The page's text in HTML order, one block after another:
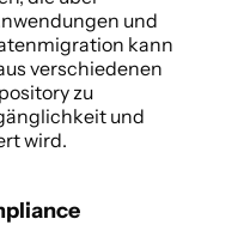
und
kann
verschiedenen
zu
und
wird.